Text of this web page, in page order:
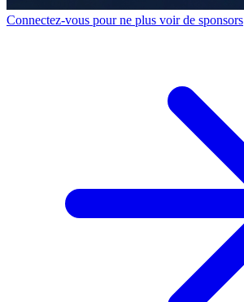
Connectez-vous pour ne plus voir de sponsors